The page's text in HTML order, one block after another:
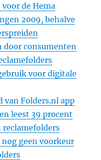
de Hema
2009, behalve
door consumenten
voor digitale
van Folders.nl app
leest 39 procent
reclamefolders
geen voorkeur